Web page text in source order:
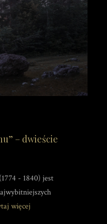
– dwieście
- 1840) jest
więcej